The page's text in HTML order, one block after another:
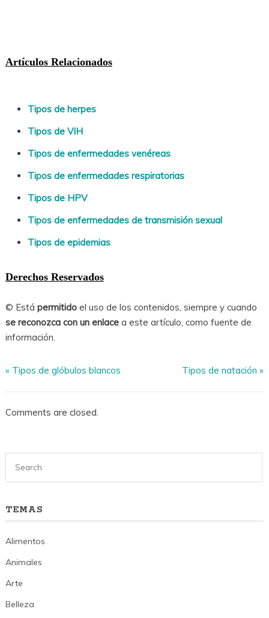
Artículos Relacionados
Tipos de herpes
Tipos de VIH
Tipos de enfermedades venéreas
Tipos de enfermedades respiratorias
Tipos de HPV
Tipos de enfermedades de transmisión sexual
Tipos de epidemias
Derechos Reservados
© Está permitidoel uso de los contenidos, siempre y cuando
se reconozca con un enlacea este artículo, como fuente de
información.
« Tipos de glóbulos blancos Tipos de natación »
Comments are closed.
TEMAS
Alimentos
Animales
Arte
Belleza